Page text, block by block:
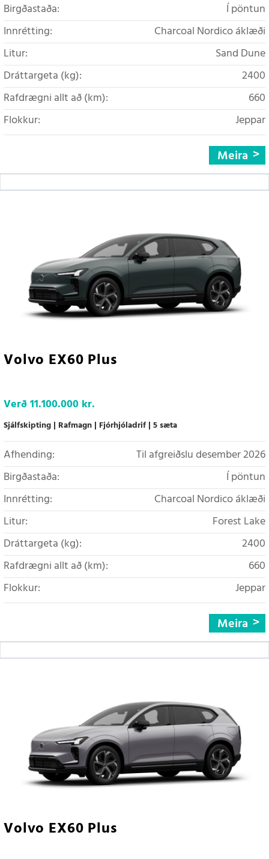
Birgðastaða:
Í pöntun
Innrétting:
Charcoal Nordico áklæði
Litur:
Sand Dune
Dráttargeta (kg):
2400
Rafdrægni allt að (km):
660
Flokkur:
Jeppar
Meira
Volvo EX60 Plus
Verð11.100.000 kr.
Sjálfskipting Rafmagn Fjórhjóladrif 5 sæta
Afhending:
Til afgreiðslu desember 2026
Birgðastaða:
Í pöntun
Innrétting:
Charcoal Nordico áklæði
Litur:
Forest Lake
Dráttargeta (kg):
2400
Rafdrægni allt að (km):
660
Flokkur:
Jeppar
Meira
Volvo EX60 Plus